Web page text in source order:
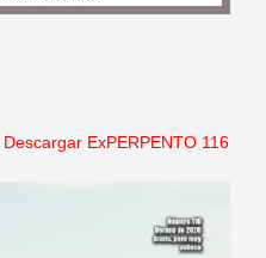
Descargar ExPERPENTO 116